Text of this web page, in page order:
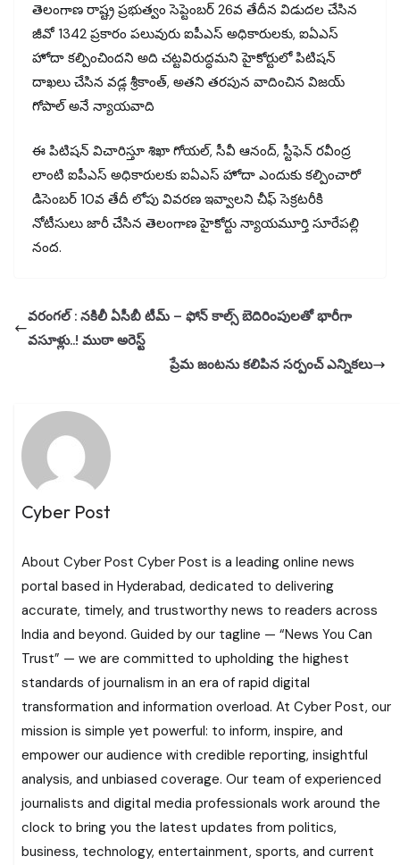
తెలంగాణ రాష్ట్ర ప్రభుత్వం సెప్టెంబర్ 26వ తేదీన విడుదల చేసిన
జీవో 1342 ప్రకారం పలువురు ఐపీఎస్ అధికారులకు, ఐఏఎస్
హోదా కల్పించిందని అది చట్టవిరుద్ధమని హైకోర్టులో పిటిషన్
దాఖలు చేసిన వడ్ల శ్రీకాంత్, అతని తరపున వాదించిన విజయ్
గోపాల్ అనే న్యాయవాది
ఈ పిటిషన్ విచారిస్తూ శిఖా గోయల్, సీవీ ఆనంద్, స్టీఫెన్ రవీంద్ర
లాంటి ఐపీఎస్ అధికారులకు ఐఏఎస్ హోదా ఎందుకు కల్పించారో
డిసెంబర్ 10వ తేదీ లోపు వివరణ ఇవ్వాలని చీఫ్ సెక్రటరీకి
నోటీసులు జారీ చేసిన తెలంగాణ హైకోర్టు న్యాయమూర్తి సూరేపల్లి
నంద.
వరంగల్ : నకిలీ ఏసీబీ టీమ్ – ఫోన్ కాల్స్ బెదిరింపులతో భారీగా
వసూళ్లు..! ముఠా అరెస్ట్
ప్రేమ జంటను కలిపిన సర్పంచ్ ఎన్నికలు
Cyber Post
About Cyber Post Cyber Post is a leading online news
portal based in Hyderabad, dedicated to delivering
accurate, timely, and trustworthy news to readers across
India and beyond. Guided by our tagline — “News You Can
Trust” — we are committed to upholding the highest
standards of journalism in an era of rapid digital
transformation and information overload. At Cyber Post, our
mission is simple yet powerful: to inform, inspire, and
empower our audience with credible reporting, insightful
analysis, and unbiased coverage. Our team of experienced
journalists and digital media professionals work around the
clock to bring you the latest updates from politics,
business, technology, entertainment, sports, and current